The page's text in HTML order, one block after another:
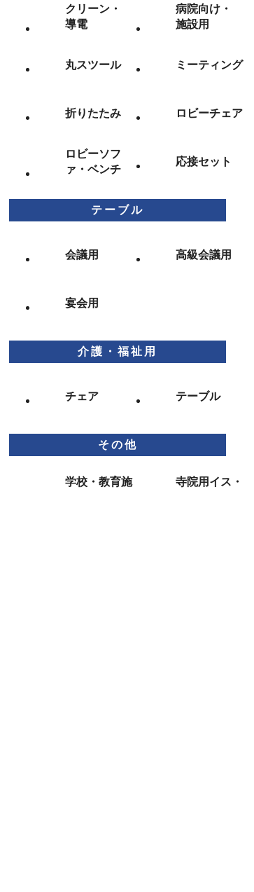
クリーン・
導電
病院向け・
施設用
丸スツール ミーティング
折りたたみ ロビーチェア
ロビーソフ
ァ・ベンチ
応接セット
テーブル
会議用 高級会議用
宴会用
介護・福祉用
チェア テーブル
その他
学校・教育施
寺院用イス・